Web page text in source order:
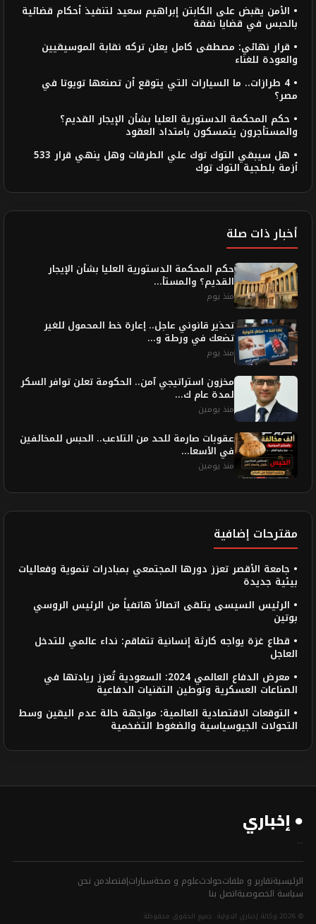
• الأمن يقبض على الكابتن إبراهيم سعيد لتنفيذ أحكام قضائية
بالحبس في قضايا نفقة
• قرار نهائي: مصطفى كامل يعلن تركه نقابة الموسيقيين
والعودة للغناء
• 4 طرازات.. ما السيارات التي يتوقع أن تصنعها تويوتا في
مصر؟
• حكم المحكمة الدستورية العليا بشأن الإيجار القديم؟
والمستأجرون يتمسكون بامتداد العقود
• هل سيبقي التوك توك علي الطرقات وهل ينهي قرار 533
أزمة بلطجية التوك توك
أخبار ذات صلة
حكم المحكمة الدستورية العليا بشأن الإيجار
القديم؟ والمستأ...
منذ يوم
تحذير قانوني عاجل.. إعارة خط المحمول للغير
تضعك في ورطة و...
منذ يوم
مخزون استراتيجي آمن.. الحكومة تعلن توافر السكر
لمدة عام ك...
منذ يومين
​عقوبات صارمة للحد من التلاعب.. الحبس للمخالفين
في الأسعا...
منذ يومين
مقترحات إضافية
• جامعة الأقصر تعزز دورها المجتمعي بمبادرات تنموية وفعاليات
بيئية جديدة
• الرئيس السيسى يتلقى اتصالاً هاتفياً من الرئيس الروسي
بوتين
• قطاع غزة يواجه كارثة إنسانية تتفاقم: نداء عالمي للتدخل
العاجل
• معرض الدفاع العالمي 2024: السعودية تُعزز ريادتها في
الصناعات العسكرية وتوطين التقنيات الدفاعية
• التوقعات الاقتصادية العالمية: مواجهة حالة عدم اليقين وسط
التحولات الجيوسياسية والضغوط التضخمية
● إخباري
...
الرئيسيةتقارير و ملفاتحوادثعلوم و صحةسياراتإقتصادمن نحن
سياسة الخصوصيةاتصل بنا
© 2026 وكالة إخباري الدولية. جميع الحقوق محفوظة.